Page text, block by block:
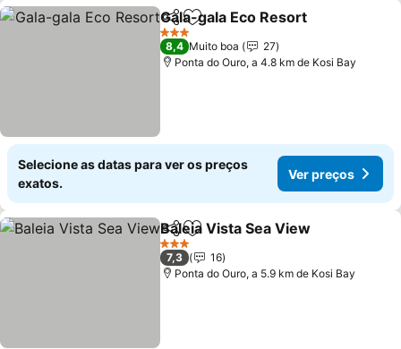
PartilharAdicionar aos favoritos
Gala-gala Eco Resort
3 Estrelas
8,4 Muito boa
27
Ponta do Ouro, a 4.8 km de Kosi Bay
Selecione as datas para ver os preços
exatos.
Ver preços
PartilharAdicionar aos favoritos
Baleia Vista Sea View
3 Estrelas
7,3
16
Ponta do Ouro, a 5.9 km de Kosi Bay